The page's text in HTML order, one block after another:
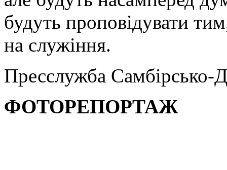
будуть проповідувати
на служіння.
Пресслужба Самбірсько-
ФОТОРЕПОРТАЖ